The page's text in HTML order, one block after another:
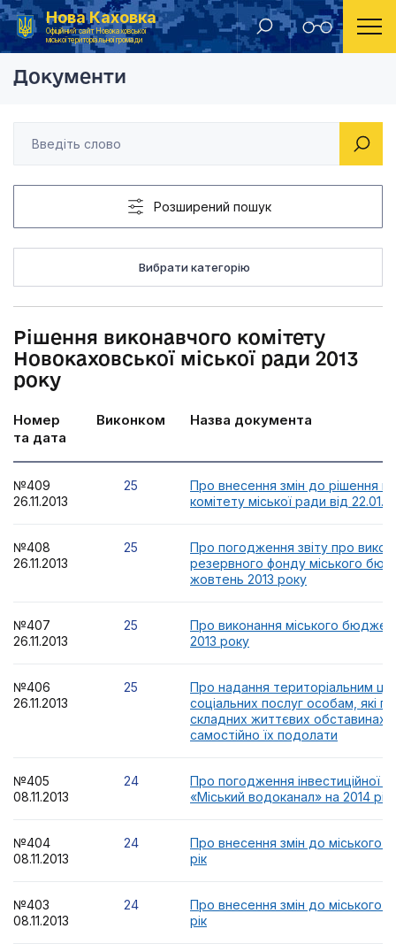
Нова Каховка
Офіційний сайт Новокаховської
міської територіальної громади
Головна Рішення виконавчого комітету Новокаховської
Документи
Розширений пошук
Вибрати категорію
Рішення виконавчого комітету
Новокаховської міської ради 2013
року
Номер
та дата
Виконком Назва документа
№409
26.11.2013
25
Про внесення змін до рішення
комітету міської ради від
№408
26.11.2013
25
Про погодження звіту про
резервного фонду міського
жовтень 2013 року
№407
26.11.2013
25
Про виконання міського
2013 року
№406
26.11.2013
25
Про надання територіальним
соціальних послуг особам, які
складних життєвих обставинах
самостійно їх подолати
№405
08.11.2013
24
Про погодження інвестиційної
«Міський водоканал» на 2014 рік
№404
08.11.2013
24
Про внесення змін до міського
рік
№403
08.11.2013
24
Про внесення змін до міського
рік